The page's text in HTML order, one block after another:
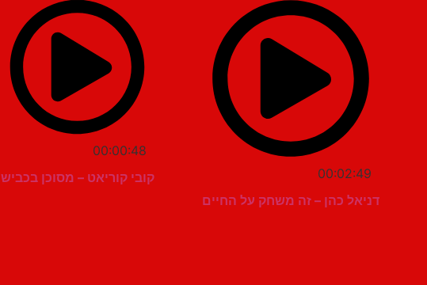
00:02:49
דניאל כהן – זה משחק על החיים
00:00:48
קובי קוריאט – מסוכן בכביש